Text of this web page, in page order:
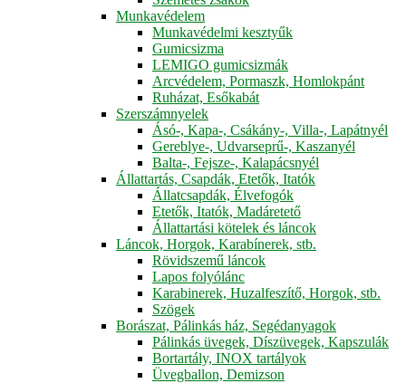
Munkavédelem
Munkavédelmi kesztyűk
Gumicsizma
LEMIGO gumicsizmák
Arcvédelem, Pormaszk, Homlokpánt
Ruházat, Esőkabát
Szerszámnyelek
Ásó-, Kapa-, Csákány-, Villa-, Lapátnyél
Gereblye-, Udvarseprű-, Kaszanyél
Balta-, Fejsze-, Kalapácsnyél
Állattartás, Csapdák, Etetők, Itatók
Állatcsapdák, Élvefogók
Etetők, Itatók, Madáretető
Állattartási kötelek és láncok
Láncok, Horgok, Karabínerek, stb.
Rövidszemű láncok
Lapos folyólánc
Karabinerek, Huzalfeszítő, Horgok, stb.
Szögek
Borászat, Pálinkás ház, Segédanyagok
Pálinkás üvegek, Díszüvegek, Kapszulák
Bortartály, INOX tartályok
Üvegballon, Demizson